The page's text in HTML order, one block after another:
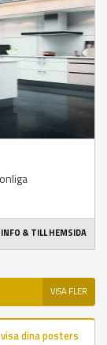
& TILL HEMSIDA
VISA FLER
dina posters